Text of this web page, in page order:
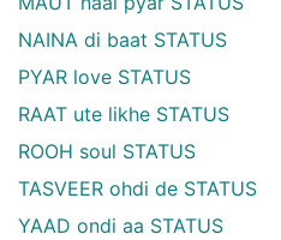
NAINA di baat STATUS
PYAR love STATUS
RAAT ute likhe STATUS
ROOH soul STATUS
TASVEER ohdi de STATUS
YAAD ondi aa STATUS